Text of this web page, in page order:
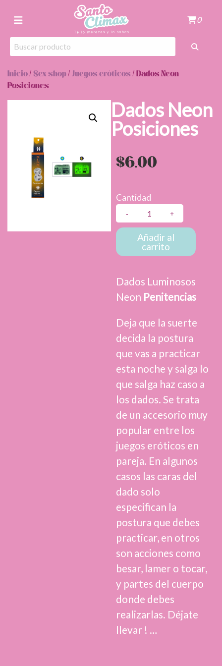
0
Inicio/Sex shop/Juegos eróticos/ Dados Neon
Posiciones
Dados Neon
Posiciones
$6.00
Cantidad
Neon
PosicionesAñadir al
carrito
Dados Luminosos
Neon Penitencias
Deja que la suerte
decida la postura
que vas a practicar
esta noche y salga lo
que salga haz caso a
los dados. Se trata
de un accesorio muy
popular entre los
juegos eróticos en
pareja. En algunos
casos las caras del
dado solo
especifican la
postura que debes
practicar, en otros
son acciones como
besar, lamer o tocar,
y partes del cuerpo
donde debes
realizarlas. Déjate
llevar ! …